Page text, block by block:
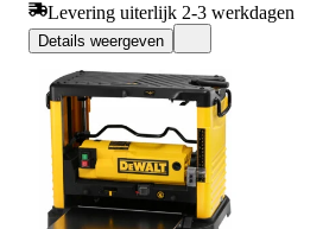
Levering uiterlijk 2-3 werkdagen
Details weergeven